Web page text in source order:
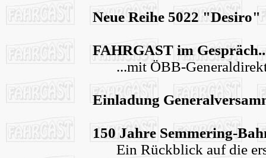
Neue Reihe 5022 "Desiro"
FAHRGAST im
...mit ÖBB-
Einladung
150 Jahre Semmering-
Ein Rückblick auf die